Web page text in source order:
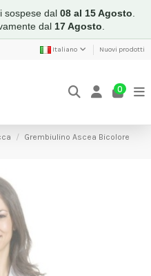
sospese dal 08 al 15 Agosto
dal 17 Agosto
Italiano Nuovi prodotti
0
Grembiulino Ascea Bicolore